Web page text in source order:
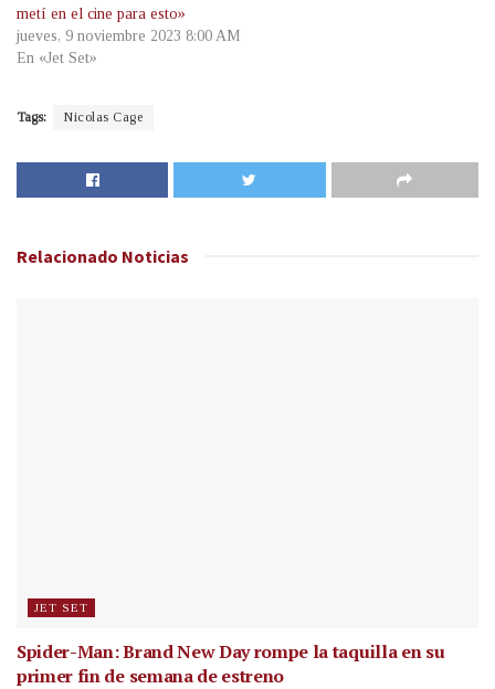
metí en el cine para esto»
jueves, 9 noviembre 2023 8:00 AM
En «Jet Set»
Tags: Nicolas Cage
Relacionado Noticias
JET SET
Spider-Man: Brand New Day rompe la taquilla en su
primer fin de semana de estreno